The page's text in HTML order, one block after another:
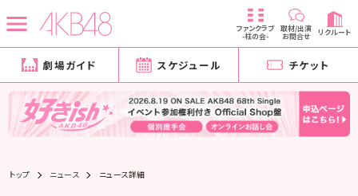
ファンクラブ
-柱の会-
取材/出演
お問合せ リクルート
劇場ガイド スケジュール チケット
トップ ニュース ニュース詳細